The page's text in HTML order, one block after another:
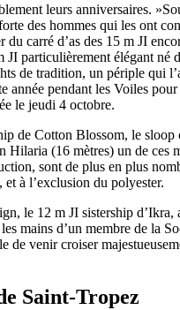
leurs anniversaires.
des hommes qui les ont
carré d’as des 15 m JI
particulièrement élégant
de tradition, un périple qui
année pendant les Voiles
le jeudi 4 octobre.
de Cotton Blossom, le
(16 mètres) un de
sont de plus en plus
à l’exclusion du polyester.
le 12 m JI sistership
mains d’un membre de
venir croiser
Saint-Tropez